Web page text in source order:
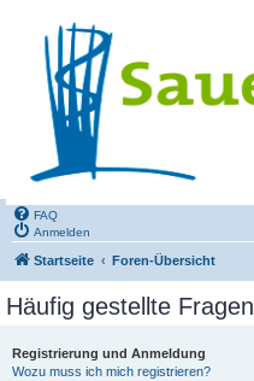
FAQ
Anmelden
Startseite Foren-Übersicht
Häufig gestellte Fragen
Registrierung und Anmeldung
Wozu muss ich mich registrieren?